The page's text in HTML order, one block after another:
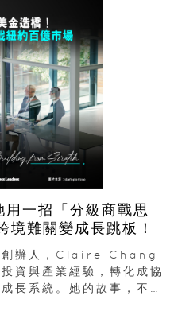
一招「分級商戰思
難關變成長跳板！
創辦人，Claire Chang
資與產業經驗，轉化成協
長系統。她的故事，不只